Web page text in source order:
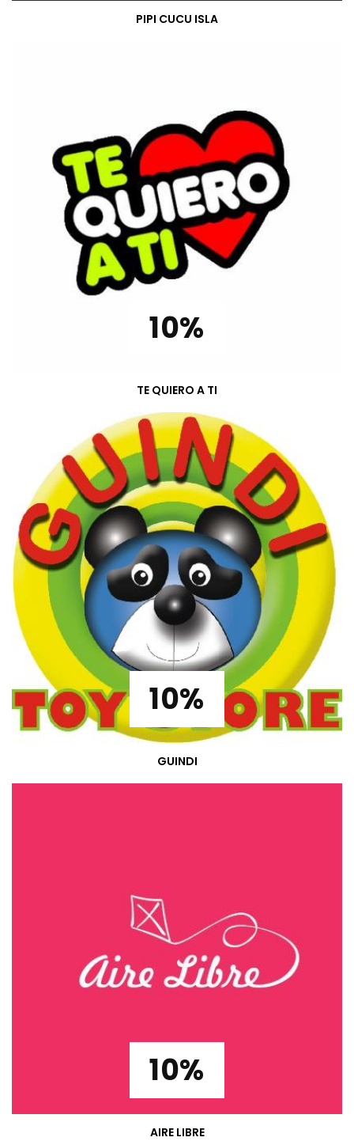
PIPI CUCU ISLA
10%
TE QUIERO A TI
10%
GUINDI
10%
AIRE LIBRE